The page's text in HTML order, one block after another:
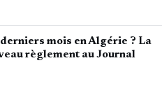
mois en Algérie ? La
règlement au Journal